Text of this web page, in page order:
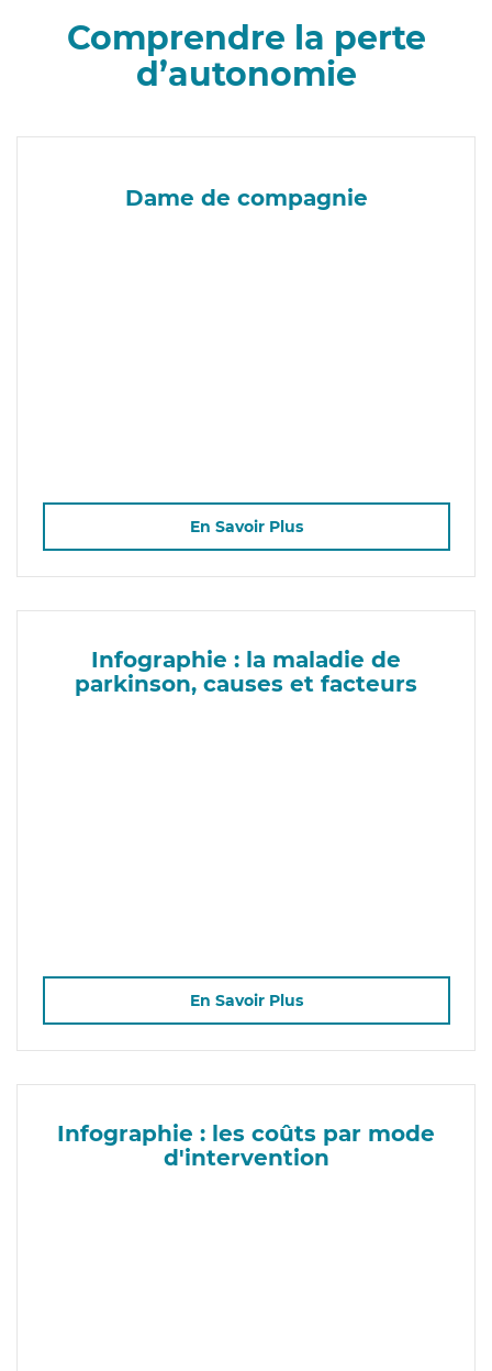
Comprendre la perte
d’autonomie
Dame de compagnie
En Savoir Plus
Infographie : la maladie de
parkinson, causes et facteurs
En Savoir Plus
Infographie : les coûts par mode
d'intervention